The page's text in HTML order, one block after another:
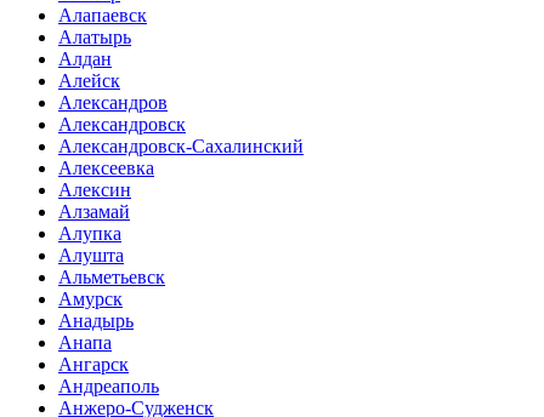
Алапаевск
Алатырь
Алдан
Алейск
Александров
Александровск
Александровск-Сахалинский
Алексеевка
Алексин
Алзамай
Алупка
Алушта
Альметьевск
Амурск
Анадырь
Анапа
Ангарск
Андреаполь
Анжеро-Судженск